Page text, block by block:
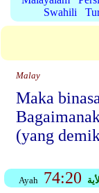
Swahili
Malay
Maka
(yang
Ayah 74:20 الأية